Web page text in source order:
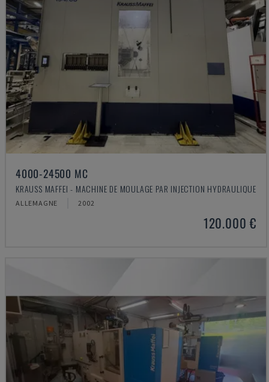
4000-24500 MC
KRAUSS MAFFEI - MACHINE DE MOULAGE PAR INJECTION HYDRAULIQUE
ALLEMAGNE 2002
120.000 €